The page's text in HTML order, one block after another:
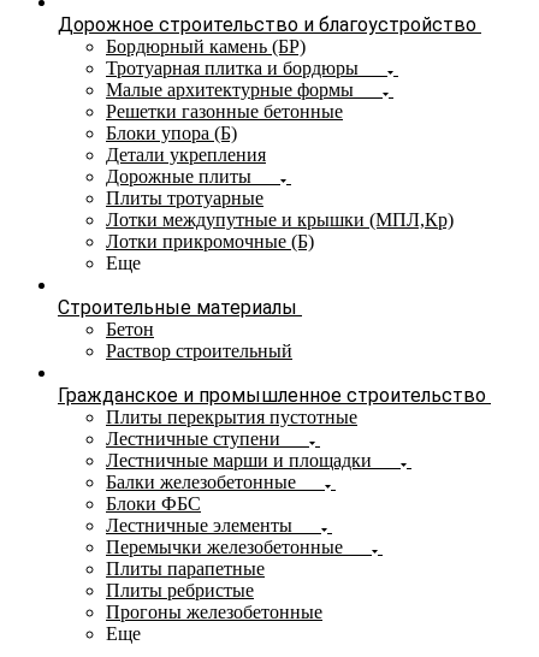
Дорожное строительство и благоустройство
Бордюрный камень (БР)
Тротуарная плитка и бордюры
Малые архитектурные формы
Решетки газонные бетонные
Блоки упора (Б)
Детали укрепления
Дорожные плиты
Плиты тротуарные
Лотки междупутные и крышки (МПЛ,Кр)
Лотки прикромочные (Б)
Еще
Строительные материалы
Бетон
Раствор строительный
Гражданское и промышленное строительство
Плиты перекрытия пустотные
Лестничные ступени
Лестничные марши и площадки
Балки железобетонные
Блоки ФБС
Лестничные элементы
Перемычки железобетонные
Плиты парапетные
Плиты ребристые
Прогоны железобетонные
Еще